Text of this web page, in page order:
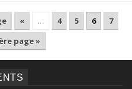
« … 4 5 6
7
page »